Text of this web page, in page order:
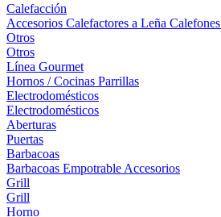
Calefacción
Accesorios Calefactores a Leña Calefones
Otros
Otros
Línea Gourmet
Hornos / Cocinas Parrillas
Electrodomésticos
Electrodomésticos
Aberturas
Puertas
Barbacoas
Barbacoas Empotrable Accesorios
Grill
Grill
Horno